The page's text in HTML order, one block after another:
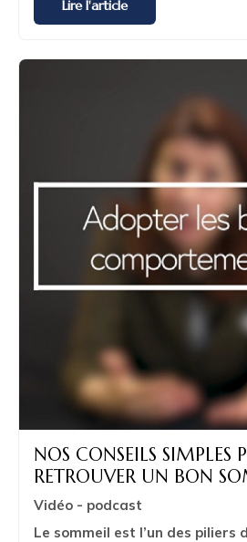
Lire l'article
NOS CONSEILS SIMPLES
RETROUVER UN BON
Vidéo - podcast
Le sommeil est l’un des piliers